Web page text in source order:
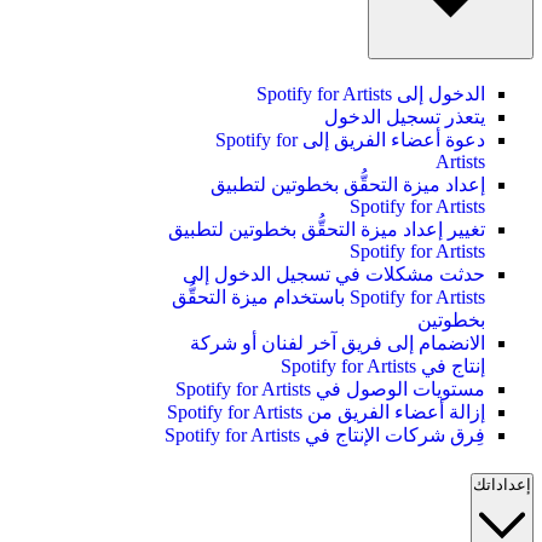
الدخول إلى Spotify for Artists
يتعذر تسجيل الدخول
دعوة أعضاء الفريق إلى Spotify for
Artists
إعداد ميزة التحقُّق بخطوتين لتطبيق
Spotify for Artists
تغيير إعداد ميزة التحقُّق بخطوتين لتطبيق
Spotify for Artists
حدثت مشكلات في تسجيل الدخول إلى
Spotify for Artists باستخدام ميزة التحقُّق
بخطوتين
الانضمام إلى فريق آخر لفنان أو شركة
إنتاج في Spotify for Artists
مستويات الوصول في Spotify for Artists
إزالة أعضاء الفريق من Spotify for Artists
فِرق شركات الإنتاج في Spotify for Artists
إعداداتك